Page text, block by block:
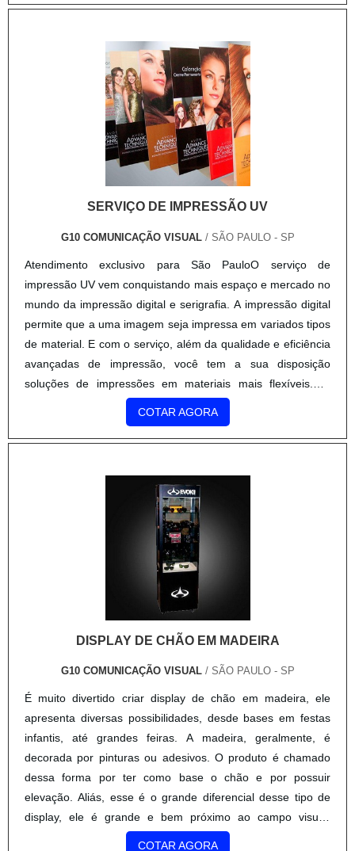
SERVIÇO DE IMPRESSÃO UV
G10 COMUNICAÇÃO VISUAL/ SÃO PAULO - SP
Atendimento exclusivo para São PauloO serviço de
impressão UV vem conquistando mais espaço e mercado no
mundo da impressão digital e serigrafia. A impressão digital
de material. E com o serviço, além da qualidade e eficiência
avançadas de impressão, você tem a sua disposição
serem insolúveis, a impressão UV permite ainda a criação
de volume, texturas, imagens em relevo e até caracteres.
COTAR AGORA
DISPLAY DE CHÃO EM MADEIRA
G10 COMUNICAÇÃO VISUAL
É muito divertido criar display de chão em madeira, ele
apresenta diversas possibilidades, desde bases em festas
infantis, até grandes feiras. A madeira, geralmente, é
dessa forma por ter como base o chão e por possuir
elevação. Aliás, esse é o grande diferencial desse tipo de
excelente para cativar o público com imagens e textos.A
visibilidade é ótima, mas para isso é necessário analisar .
COTAR AGORA